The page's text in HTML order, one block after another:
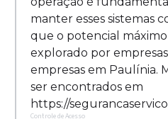
manter esses sistemas
que o potencial máximo
explorado por
empresas em Paulínia.
ser encontrados em
https://
Controle de Acesso